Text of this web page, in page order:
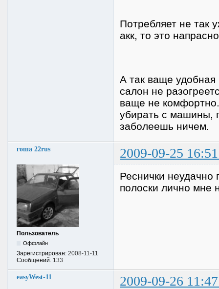
Потребляет не так
акк, то это
А так ваще
салон не
ваще не
убирать с машины,
заболеешь ничем.
гоша 22rus 2009-09-25
Пользователь
Оффлайн
Зарегистрирован: 2008-11-11
Сообщений: 133
Реснички неудачно
полоски лично мне
easyWest-11 2009-09-26